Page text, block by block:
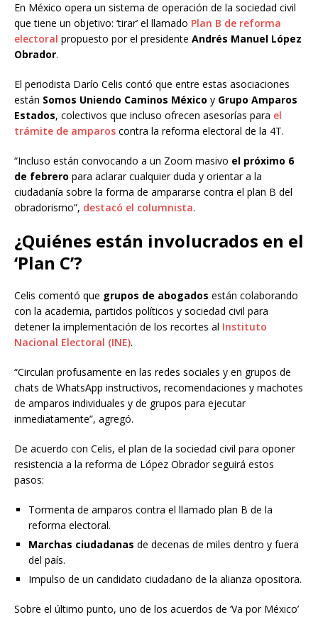
En México opera un sistema de operación de la sociedad civil
que tiene un objetivo: ‘tirar’ el llamado Plan B de reforma
electoral propuesto por el presidente Andrés Manuel López
Obrador.
El periodista Darío Celis contó que entre estas asociaciones
están Somos Uniendo Caminos México y Grupo Amparos
Estados, colectivos que incluso ofrecen asesorías para el
trámite de amparos contra la reforma electoral de la 4T.
“Incluso están convocando a un Zoom masivo el próximo 6
de febrero para aclarar cualquier duda y orientar a la
ciudadanía sobre la forma de ampararse contra el plan B del
obradorismo”, destacó el columnista.
¿Quiénes están involucrados en el
‘Plan C’?
Celis comentó que grupos de abogados están colaborando
con la academia, partidos políticos y sociedad civil para
detener la implementación de los recortes al Instituto
Nacional Electoral (INE).
“Circulan profusamente en las redes sociales y en grupos de
chats de WhatsApp instructivos, recomendaciones y machotes
de amparos individuales y de grupos para ejecutar
inmediatamente”, agregó.
De acuerdo con Celis, el plan de la sociedad civil para oponer
resistencia a la reforma de López Obrador seguirá estos
pasos:
Tormenta de amparos contra el llamado plan B de la
reforma electoral.
Marchas ciudadanas de decenas de miles dentro y fuera
del país.
Impulso de un candidato ciudadano de la alianza opositora.
Sobre el último punto, uno de los acuerdos de ‘Va por México’